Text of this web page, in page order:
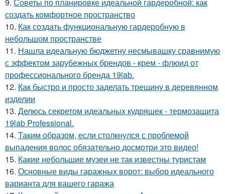
создать комфортное пространство
10. Как создать функциональную гардеробную в
небольшом пространстве
11. Нашла идеальную бюджетну несмывашку сравнимую
с эффектом зарубежных брендов - крем - флюид от
профессионального бренда 19lab.
12. Как быстро и просто заделать трещину в деревянном
изделии
13. Делюсь секретом идеальных кудряшек - термозащита
19lab Professional.
14. Таким образом, если столкнулся с проблемой
выпадения волос обязательно досмотри это видео!
15. Какие небольшие музеи не так известны туристам
16. Основные виды гаражных ворот: выбор идеального
варианта для вашего гаража